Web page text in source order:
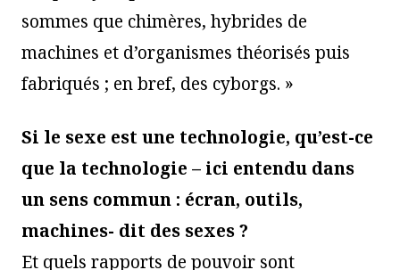
sommes que chimères, hybrides de
machines et d’organismes théorisés puis
fabriqués ; en bref, des cyborgs. »
Si le sexe est une technologie, qu’est-ce
que la technologie – ici entendu dans
un sens commun : écran, outils,
machines- dit des sexes ?
Et quels rapports de pouvoir sont